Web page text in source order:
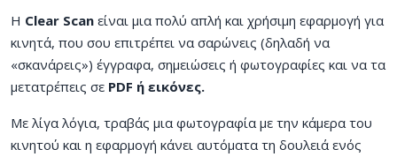
Η Clear Scan είναι μια πολύ απλή και χρήσιμη εφαρμογή για
κινητά, που σου επιτρέπει να σαρώνεις (δηλαδή να
«σκανάρεις») έγγραφα, σημειώσεις ή φωτογραφίες και να τα
μετατρέπεις σε PDF ή εικόνες.
Με λίγα λόγια, τραβάς μια φωτογραφία με την κάμερα του
κινητού και η εφαρμογή κάνει αυτόματα τη δουλειά ενός